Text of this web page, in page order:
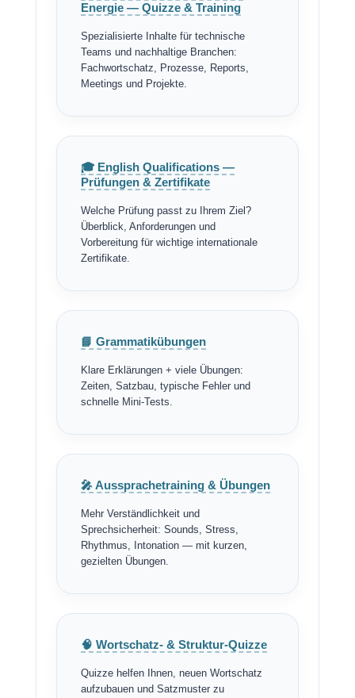
Energie — Quizze & Training
Spezialisierte Inhalte für technische
Teams und nachhaltige Branchen:
Fachwortschatz, Prozesse, Reports,
Meetings und Projekte.
🎓 English Qualifications —
Prüfungen & Zertifikate
Welche Prüfung passt zu Ihrem Ziel?
Überblick, Anforderungen und
Vorbereitung für wichtige internationale
Zertifikate.
📘 Grammatikübungen
Klare Erklärungen + viele Übungen:
Zeiten, Satzbau, typische Fehler und
schnelle Mini-Tests.
🎤 Aussprachetraining & Übungen
Mehr Verständlichkeit und
Sprechsicherheit: Sounds, Stress,
Rhythmus, Intonation — mit kurzen,
gezielten Übungen.
🧠 Wortschatz- & Struktur-Quizze
Quizze helfen Ihnen, neuen Wortschatz
aufzubauen und Satzmuster zu